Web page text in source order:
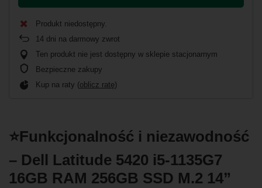
Produkt niedostępny
14 dni na darmowy zwrot
Ten produkt nie jest dostępny w sklepie stacjonarnym
Bezpieczne zakupy
Kup na raty (oblicz ratę)
⭐Funkcjonalność i niezawodność
– Dell Latitude 5420 i5-1135G7
16GB RAM 256GB SSD M.2 14”